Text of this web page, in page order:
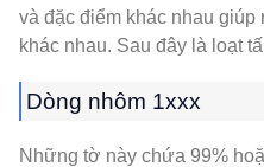
và đặc điểm khác nhau
khác nhau. Sau đây là loạt
Dòng nhôm 1xxx
Những tờ này chứa 99%